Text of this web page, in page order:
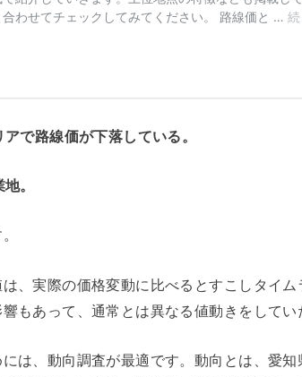
で路線価が下落している。
。
、実際の価格変動に比べるとすこしタイ
もあって、通常とは異なる値動きをしてい
は、動向調査が最適です。動向とは、愛知